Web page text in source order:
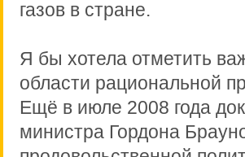
газов в стране.
Я бы хотела отметить
области рациональной
Ещё в июле 2008 года
министра Гордона